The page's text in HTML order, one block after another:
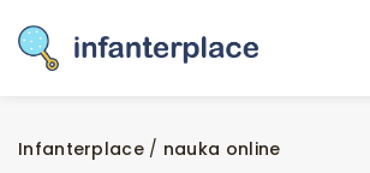
Infanterplace/ nauka online